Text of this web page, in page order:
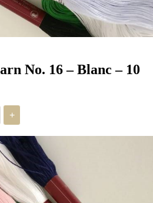
No. 16 – Blanc – 10
+